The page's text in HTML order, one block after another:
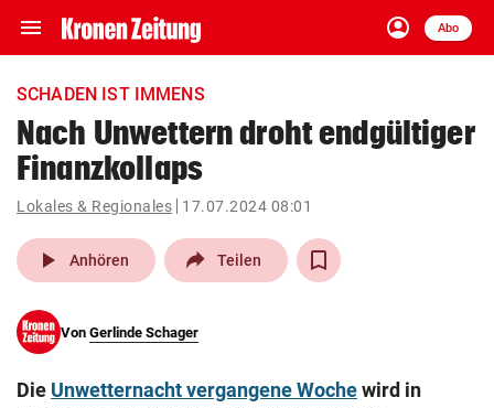
menu Navigation
ein-/ausklappen
account_circle
Anmelden
Abo
close Schließen
account_circle Anmelden
pin_drop
Wien arrow_right
search
eingeben
SCHADEN IST IMMENS
Nach Unwettern droht endgültiger
Finanzkollaps
Lokales & Regionales 17.07.2024 08:01
play_arrow Anhören Teilen
Von Gerlinde Schager
Die Unwetternacht vergangene Wochewird in